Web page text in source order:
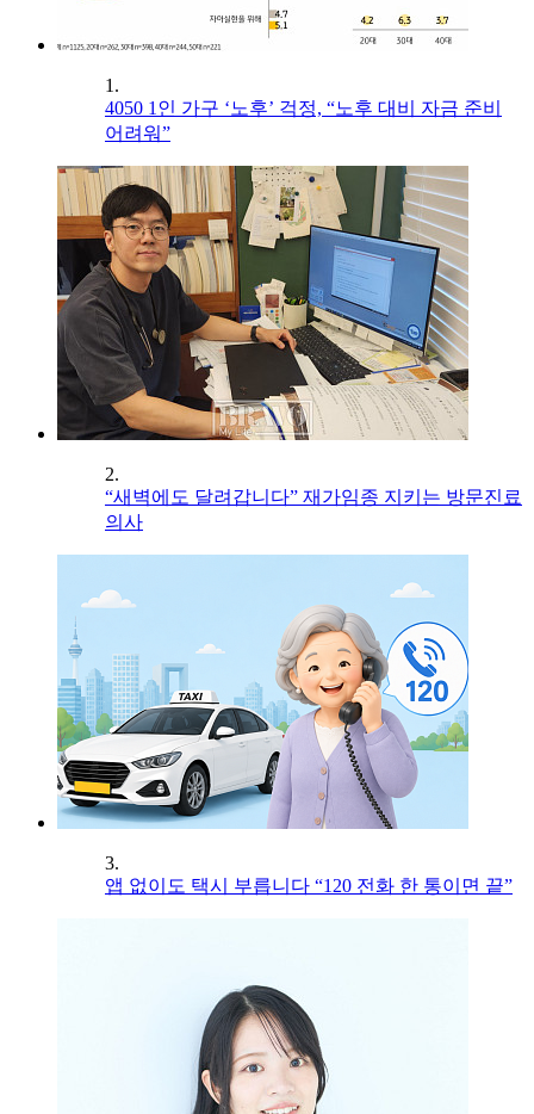
1.
4050 1인 가구 ‘노후’ 걱정, “노후 대비 자금 준비
어려워”
2.
“새벽에도 달려갑니다” 재가임종 지키는 방문진료
의사
3.
앱 없이도 택시 부릅니다 “120 전화 한 통이면 끝”